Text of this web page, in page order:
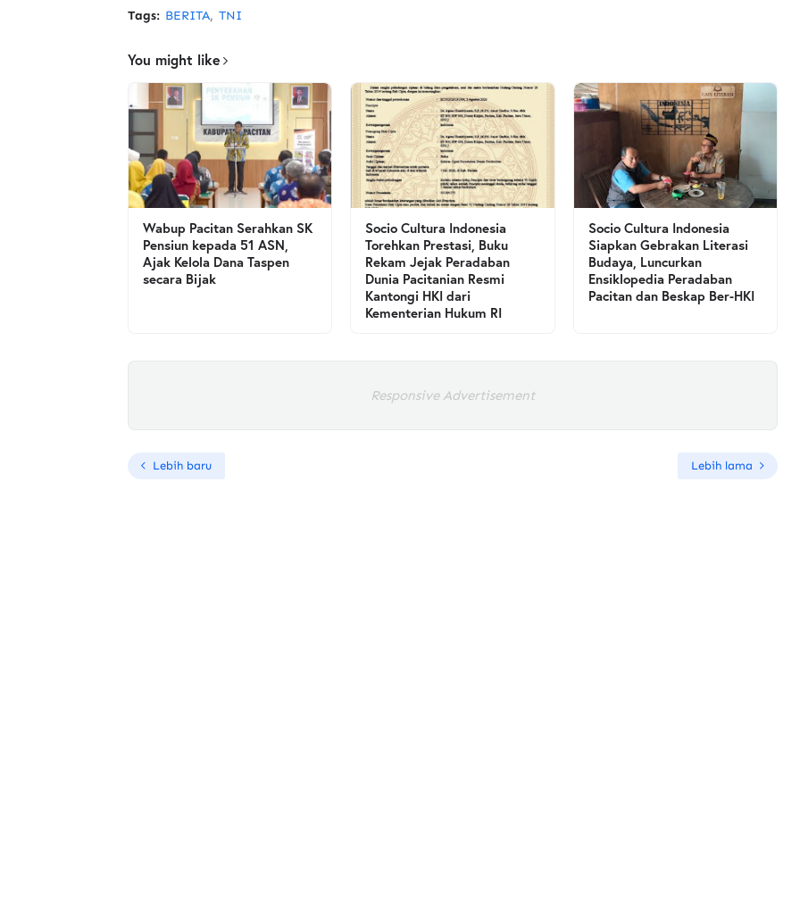
Tags: BERITA TNI
You might like
Wabup Pacitan Serahkan SK
Pensiun kepada 51 ASN,
Ajak Kelola Dana Taspen
secara Bijak
Socio Cultura Indonesia
Torehkan Prestasi, Buku
Rekam Jejak Peradaban
Dunia Pacitanian Resmi
Kantongi HKI dari
Kementerian Hukum RI
Socio Cultura Indonesia
Siapkan Gebrakan Literasi
Budaya, Luncurkan
Ensiklopedia Peradaban
Pacitan dan Beskap Ber-HKI
Responsive Advertisement
Lebih baru Lebih lama